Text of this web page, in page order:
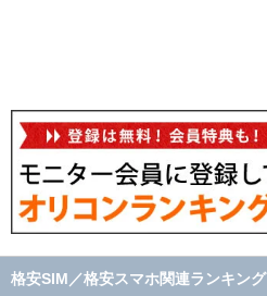
格安SIM／格安スマホ関連ランキング